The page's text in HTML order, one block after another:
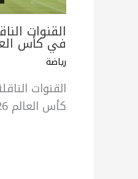
القنوات
في كأس
رياضة
القنوات
كأس العالم 2026